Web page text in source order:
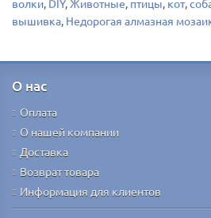
волки, DIY, Животные, птицы, кот,
вышивка, Недорогая алмазная
О нас
Оплата
О нашей компании
Доставка
Возврат товара
Информация для клиентов